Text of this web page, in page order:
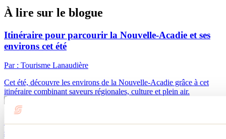
À lire sur le blogue
Itinéraire pour parcourir la Nouvelle-Acadie et ses
environs cet été
Par : Tourisme Lanaudière
Cet été, découvre les environs de la Nouvelle-Acadie grâce à cet
itinéraire combinant saveurs régionales, culture et plein air.
scolaire